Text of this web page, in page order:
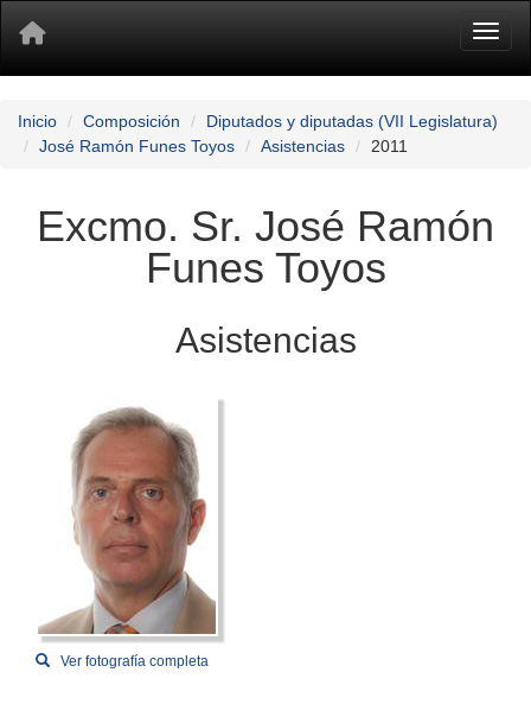
Inicio Composición
Diputados y diputadas (VII Legislatura)
José Ramón Funes Toyos
Asistencias 2011
Excmo. Sr. José Ramón
Funes Toyos
Asistencias
Ver fotografía completa